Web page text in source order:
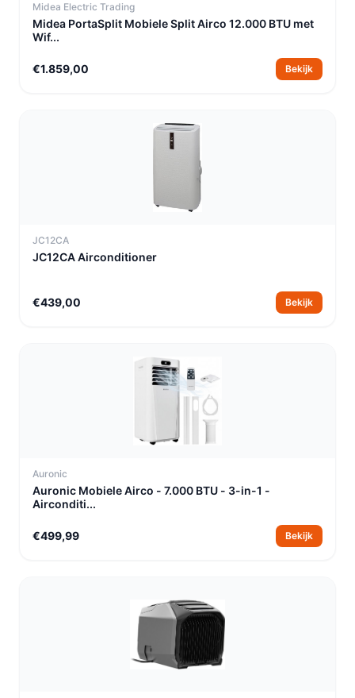
Midea Electric Trading
Midea PortaSplit Mobiele Split Airco 12.000 BTU met
Wif...
€1.859,00 Bekijk
JC12CA
JC12CA Airconditioner
€439,00 Bekijk
Auronic
Auronic Mobiele Airco - 7.000 BTU - 3-in-1 -
Airconditi...
€499,99 Bekijk